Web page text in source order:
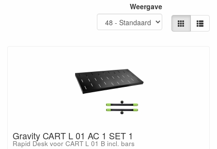
Weergave
Gravity CART L 01 AC 1 SET 1
Rapid Desk voor CART L 01 B incl. bars